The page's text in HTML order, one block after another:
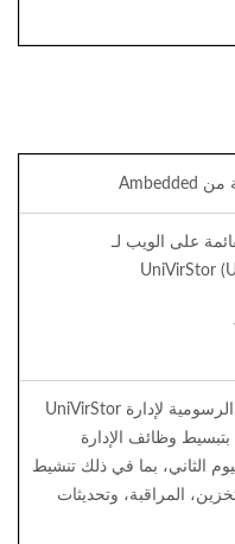
على الويب لـ
تقوم واجهة المستخدم الرسومية لإدارة UniVirStor
Ceph (UVS Manager) بتبسيط وظائف الإدارة
الثاني، بما في ذلك تنشيط
المراقبة، وتحديثات